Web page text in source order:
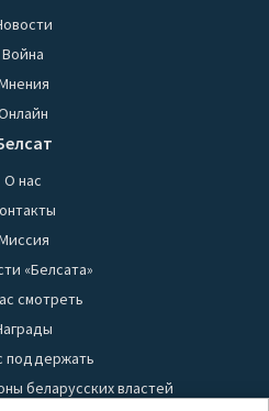
Война
О нас
«Белсата»
смотреть
поддержать
беларусских властей